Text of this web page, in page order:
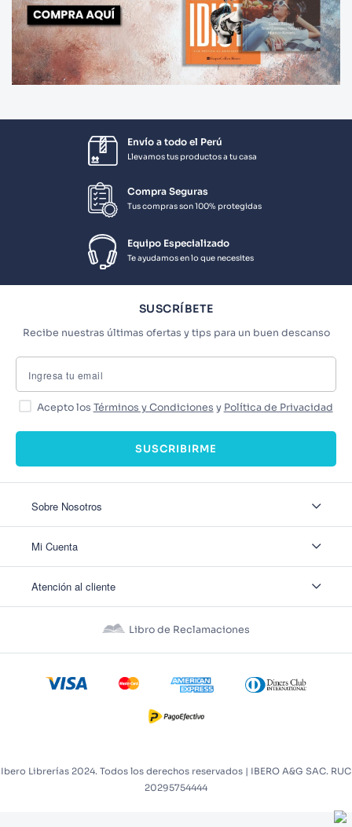
Envío a todo el Perú
Llevamos tus productos a tu casa
Compra Seguras
Tus compras son 100% protegidas
Equipo Especializado
Te ayudamos en lo que necesites
SUSCRÍBETE
Recibe nuestras últimas ofertas y tips para un buen descanso
Acepto los Términos y Condiciones y Política de Privacidad
SUSCRIBIRME
Sobre Nosotros
Nuestas tiendas
Mi Cuenta
Ver mis Pedidos
Recuperar Contraseña
Atención al cliente
Políticas de Privacidad
Políticas de Cookies
Términos y Condiciones Promos
Libro de Reclamaciones
Ibero Librerías 2024. Todos los derechos reservados | IBERO A&G SAC. RUC
20295754444